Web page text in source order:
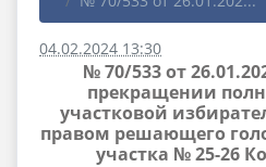
04.02.2024 13:30
№ 70/533 от
прекращении
участковой
правом решающего
участка № 25-26